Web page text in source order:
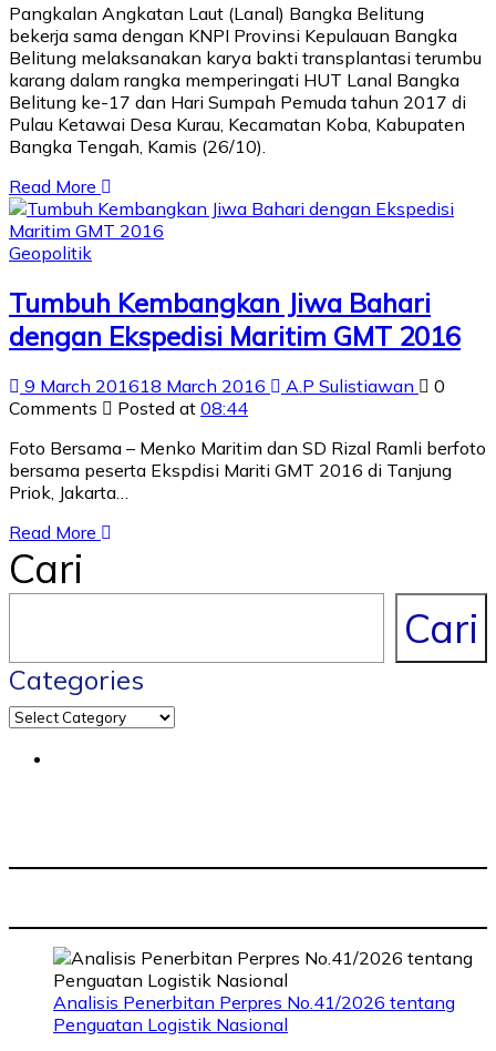
Pangkalan Angkatan Laut (Lanal) Bangka Belitung
bekerja sama dengan KNPI Provinsi Kepulauan Bangka
Belitung melaksanakan karya bakti transplantasi terumbu
karang dalam rangka memperingati HUT Lanal Bangka
Belitung ke-17 dan Hari Sumpah Pemuda tahun 2017 di
Pulau Ketawai Desa Kurau, Kecamatan Koba, Kabupaten
Bangka Tengah, Kamis (26/10).
Read More
Geopolitik
Tumbuh Kembangkan Jiwa Bahari
dengan Ekspedisi Maritim GMT 2016
9 March 201618 March 2016 A.P Sulistiawan
0
Comments
Posted at 08:44
Foto Bersama – Menko Maritim dan SD Rizal Ramli berfoto
bersama peserta Ekspdisi Mariti GMT 2016 di Tanjung
Priok, Jakarta…
Read More
Cari
Cari
Categories
Analisis Penerbitan Perpres No.41/2026 tentang
Penguatan Logistik Nasional